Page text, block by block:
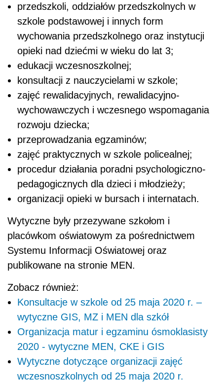
przedszkoli, oddziałów przedszkolnych w
szkole podstawowej i innych form
wychowania przedszkolnego oraz instytucji
opieki nad dziećmi w wieku do lat 3;
edukacji wczesnoszkolnej;
konsultacji z nauczycielami w szkole;
zajęć rewalidacyjnych, rewalidacyjno-
wychowawczych i wczesnego wspomagania
rozwoju dziecka;
przeprowadzania egzaminów;
zajęć praktycznych w szkole policealnej;
procedur działania poradni psychologiczno-
pedagogicznych dla dzieci i młodzieży;
organizacji opieki w bursach i internatach.
Wytyczne były przezywane szkołom i
placówkom oświatowym za pośrednictwem
Systemu Informacji Oświatowej oraz
publikowane na stronie MEN.
Zobacz również:
Konsultacje w szkole od 25 maja 2020 r. –
wytyczne GIS, MZ i MEN dla szkół
Organizacja matur i egzaminu ósmoklasisty
2020 - wytyczne MEN, CKE i GIS
Wytyczne dotyczące organizacji zajęć
wczesnoszkolnych od 25 maja 2020 r.